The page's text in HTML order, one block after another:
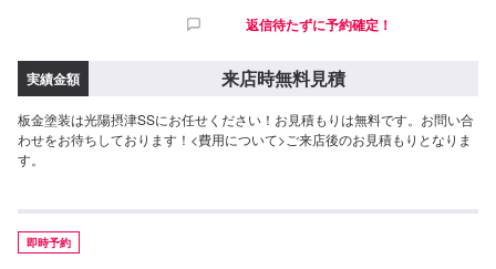
返信待たずに予約確定！
実績金額 来店時無料見積
板金塗装は光陽摂津SSにお任せください！お見積もりは無料です。お問い合
わせをお待ちしております！<費用について>ご来店後のお見積もりとなりま
す。
即時予約